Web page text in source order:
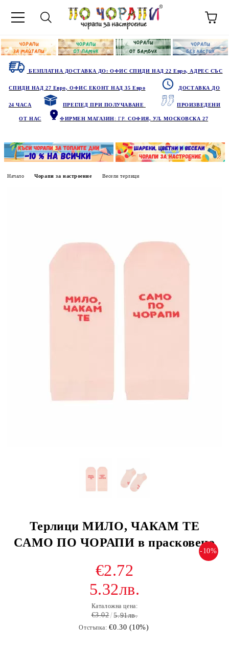
БЕЗПЛАТНА ДОСТАВКА ДО: ОФИС СПИДИ НАД 22 Евро, АДРЕС СЪС
СПИДИ НАД 27 Евро, ОФИС ЕКОНТ НАД 35 Евро ДОСТАВКА ДО
24 ЧАСА ПРЕГЛЕД ПРИ ПОЛУЧАВАНЕ ПРОИЗВЕДЕНИ
ОТ НАС ФИРМЕН МАГАЗИН: ГР.СОФИЯ, УЛ. МОСКОВСКА 27
Начало Чорапи за настроение Весели терлици
Терлици МИЛО, ЧАКАМ ТЕ
САМО ПО ЧОРАПИ в прасковено
-10%
€2.72
5.32лв.
Каталожна цена:
€3.02 5.91лв.
Отстъпка: €0.30 (10%)